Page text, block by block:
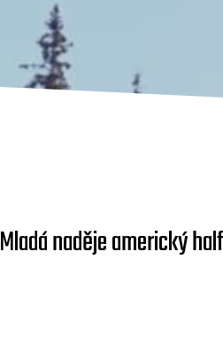
Mladá naděje americký